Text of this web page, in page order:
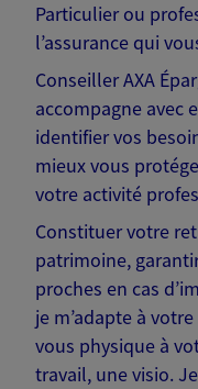
Particulier ou
l’assurance qui
Conseiller AXA
accompagne avec
identifier vos
mieux vous
votre activité
Constituer votre
patrimoine,
proches en cas
je m’adapte à
vous physique à
travail, une visio.